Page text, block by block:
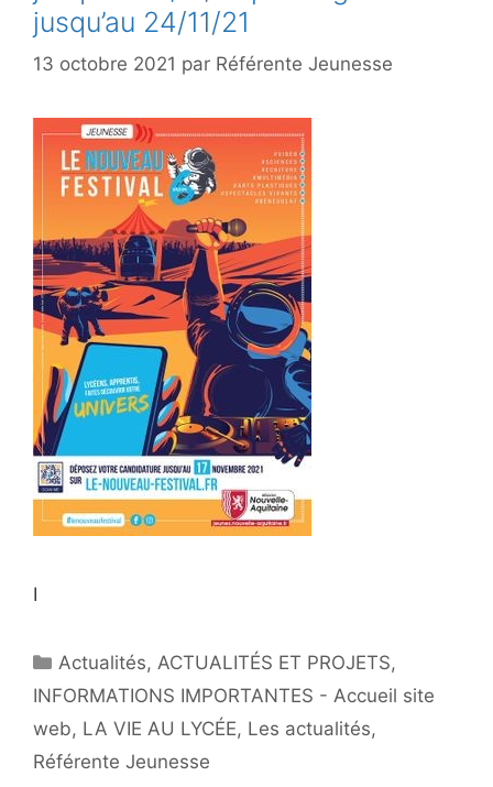
jusqu’au 24/11/21
13 octobre 2021 par Référente Jeunesse
I
Actualités,ACTUALITÉS ET PROJETS,
INFORMATIONS IMPORTANTES - Accueil site
web, LA VIE AU LYCÉE, Les actualités,
Référente Jeunesse